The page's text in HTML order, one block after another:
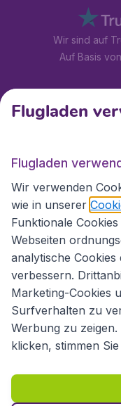
Wir sind auf
Auf Basis von
Kundenservice
Flugladen.at
Internationale
Richtlinien und
Flugladen
Flugladen
Wir verwenden
wie in unserer
Funktionale
Webseiten
analytische
verbessern.
Marketing-Cookies
Surfverhalten zu
Werbung zu
klicken, stimmen